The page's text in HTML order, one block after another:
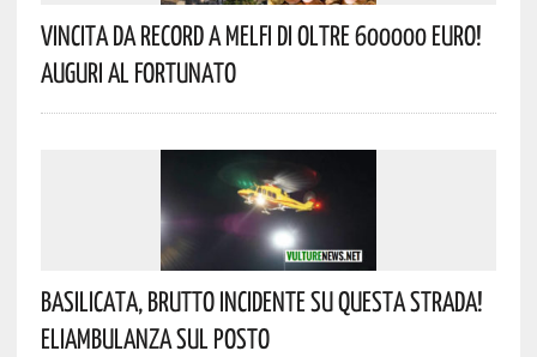
Vincita Da Record A Melfi Di Oltre 600000 Euro!
Auguri Al Fortunato
Basilicata, Brutto Incidente Su Questa Strada!
Eliambulanza Sul Posto